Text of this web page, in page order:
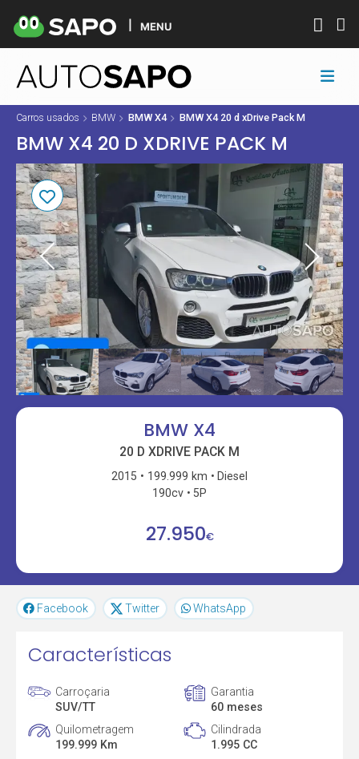
MENU
Carros usados BMW BMW X4 BMW X4 20 d xDrive Pack M
BMW X4 20 D XDRIVE PACK M
BMW X4
20 D XDRIVE PACK M
2015 199.999 km
Diesel
190cv
5P
27.950€
Facebook Twitter WhatsApp
Características
Carroçaria
SUV/TT
Garantia
60 meses
Quilometragem
199.999 Km
Cilindrada
1.995 CC